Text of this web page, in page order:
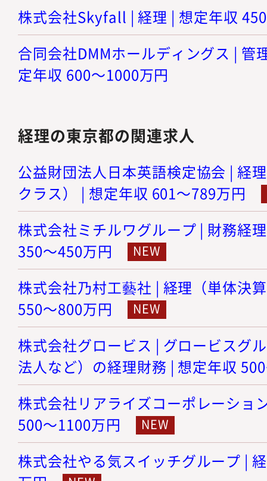
株式会社Skyfall | 経理 | 想定年収
合同会社DMMホールディングス | 管
定年収 600～1000万円
経理の東京都の関連求人
公益財団法人日本英語検定協会 | 経
クラス） | 想定年収 601～789万円
株式会社ミチルワグループ | 財務経
350～450万円
株式会社乃村工藝社 | 経理（単体決
550～800万円
株式会社グロービス | グロービスグ
法人など）の経理財務 | 想定年収
株式会社リアライズコーポレーショ
500～1100万円
株式会社やる気スイッチグループ |